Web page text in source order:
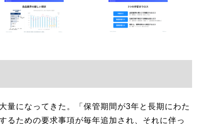
量になってきた。「保管期間が3年と長期にわた
るための要求事項が毎年追加され、それに伴っ